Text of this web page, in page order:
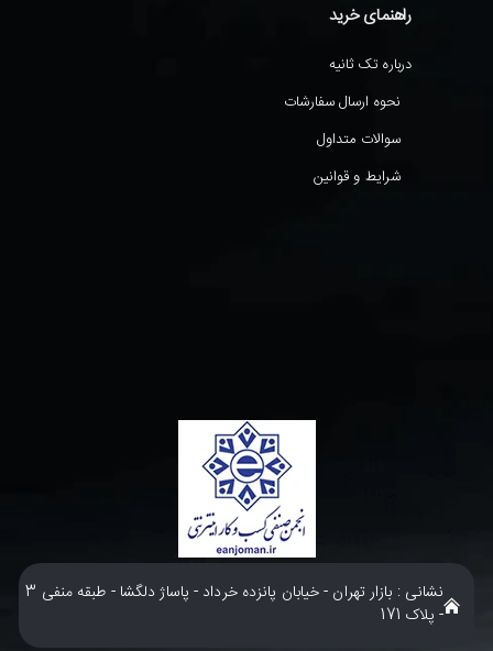
راهنمای خرید
درباره تک ثانیه
نحوه ارسال سفارشات
سوالات متداول
شرایط و قوانین
نشانی : بازار تهران - خیابان پانزده خرداد - پاساژ دلگشا - طبقه منفی 3
- پلاک 171